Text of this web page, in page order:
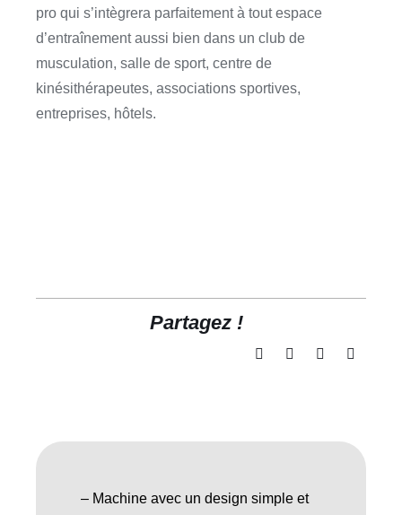
pro qui s’intègrera parfaitement à tout espace
d’entraînement aussi bien dans un club de
musculation, salle de sport, centre de
kinésithérapeutes, associations sportives,
entreprises, hôtels.
Partagez !
– Machine avec un design simple et